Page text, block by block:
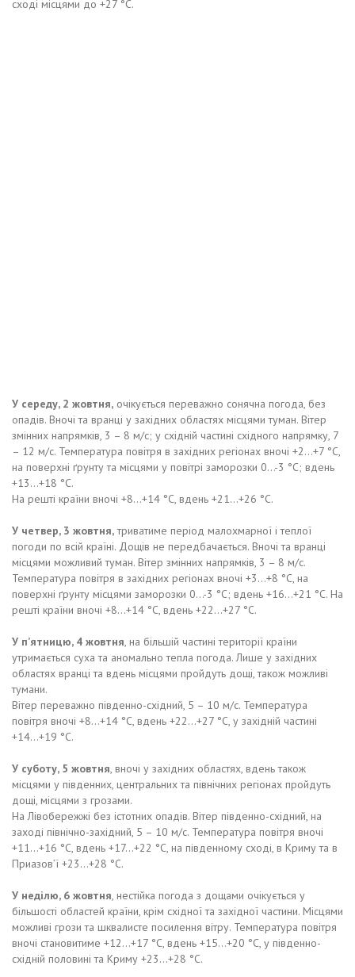
сході місцями до +27 °С.
У середу, 2 жовтня, очікується переважно сонячна погода, без
опадів. Вночі та вранці у західних областях місцями туман. Вітер
змінних напрямків, 3 – 8 м/с; у східній частині східного напрямку, 7
– 12 м/с. Температура повітря в західних регіонах вночі +2…+7 °С,
на поверхні ґрунту та місцями у повітрі заморозки 0…-3 °С; вдень
+13…+18 °С.
На решті країни вночі +8…+14 °С, вдень +21…+26 °С.
У четвер, 3 жовтня,триватиме період малохмарної і теплої
погоди по всій країні. Дощів не передбачається. Вночі та вранці
місцями можливий туман. Вітер змінних напрямків, 3 – 8 м/с.
Температура повітря в західних регіонах вночі +3…+8 °С, на
поверхні ґрунту місцями заморозки 0…-3 °С; вдень +16…+21 °С. На
решті країни вночі +8…+14 °С, вдень +22…+27 °С.
У п’ятницю, 4 жовтня, на більшій частині території країни
утримається суха та аномально тепла погода. Лише у західних
областях вранці та вдень місцями пройдуть дощі, також можливі
тумани.
Вітер переважно південно-східний, 5 – 10 м/с. Температура
повітря вночі +8…+14 °С, вдень +22…+27 °С, у західній частині
+14…+19 °С.
У суботу, 5 жовтня, вночі у західних областях, вдень також
місцями у південних, центральних та північних регіонах пройдуть
дощі, місцями з грозами.
На Лівобережжі без істотних опадів. Вітер південно-східний, на
заході північно-західний, 5 – 10 м/с. Температура повітря вночі
+11…+16 °С, вдень +17…+22 °С, на південному сході, в Криму та в
Приазов’ї +23…+28 °С.
У неділю, 6 жовтня, нестійка погода з дощами очікується у
більшості областей країни, крім східної та західної частини. Місцями
можливі грози та шквалисте посилення вітру. Температура повітря
вночі становитиме +12…+17 °С, вдень +15…+20 °С, у південно-
східній половині та Криму +23…+28 °С.